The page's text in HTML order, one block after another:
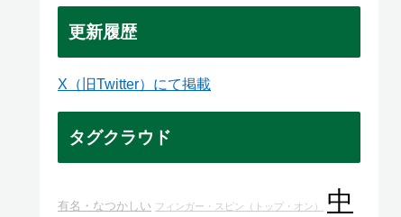
更新履歴
X（旧Twitter）にて掲載
タグクラウド
有名・なつかしい フィンガー・スピン（トップ・オン）
中